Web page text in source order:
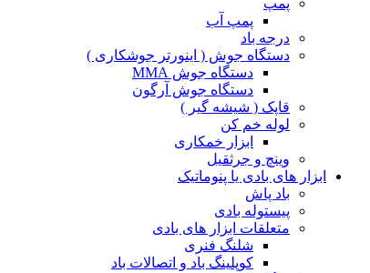
پمپ آب
درجه باد
دستگاه جوش ( اینورتر جوشکاری )
دستگاه جوش MMA
دستگاه جوش آرگون
قاپک ( شیشه گیر )
لوله خم کن
ابزار خمکاری
وینچ و جرثقیل
ابزار های بادی یا پنوماتیک
باد پاش
پیستوله بادی
متعلقات ابزار های بادی
شلنگ فنری
کوپلینگ باد و اتصالات باد